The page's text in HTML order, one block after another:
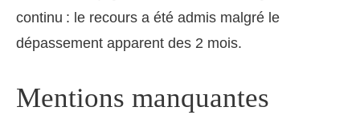
continu : le recours a été admis malgré le
dépassement apparent des 2 mois.
Mentions manquantes